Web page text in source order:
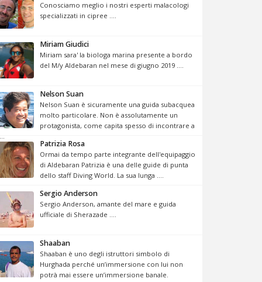
Conosciamo meglio i nostri esperti malacologi
specializzati in cipree ....
Miriam Giudici
Miriam sara' la biologa marina presente a bordo
del M/y Aldebaran nel mese di giugno 2019 ....
Nelson Suan
Nelson Suan è sicuramente una guida subacquea
molto particolare. Non è assolutamente un
protagonista, come capita spesso di incontrare a
Patrizia Rosa
Ormai da tempo parte integrante dell'equipaggio
di Aldebaran Patrizia è una delle guide di punta
dello staff Diving World. La sua lunga ....
Sergio Anderson
Sergio Anderson, amante del mare e guida
ufficiale di Sherazade ....
Shaaban
Shaaban è uno degli istruttori simbolo di
Hurghada perché un’immersione con lui non
potrà mai essere un’immersione banale.